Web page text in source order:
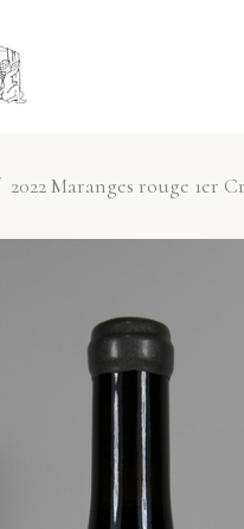
2022 Maranges rouge 1er